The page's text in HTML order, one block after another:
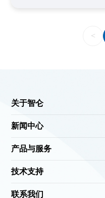
<
关于智仑
新闻中心
产品与服务
技术支持
联系我们